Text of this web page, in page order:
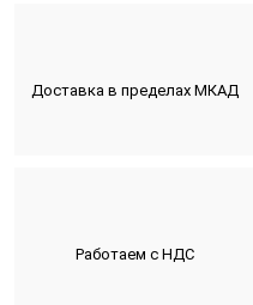
Доставка в пределах МКАД
Работаем с НДС